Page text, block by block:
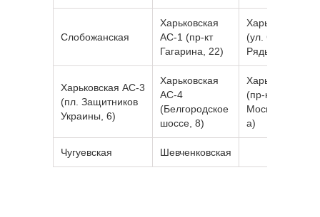
Слобожанская
Харьковская
АС-1 (пр-кт
Гагарина, 22)
Харьковская
(ул.
Ряды, 12)
Харьковская АС-3
(пл. Защитников
Украины, 6)
Харьковская
АС-4
(Белгородское
шоссе, 8)
Харьковская
(пр-кт
Московский,
а)
Чугуевская Шевченковская